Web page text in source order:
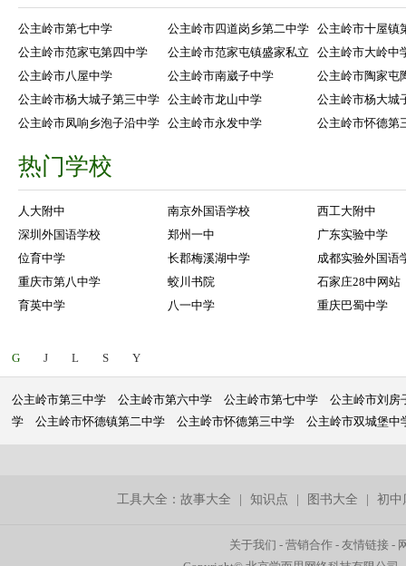
公主岭市第七中学 公主岭市四道岗乡第二中学 公主岭市十屋镇
公主岭市范家屯第四中学
公主岭市范家屯镇盛家私立
公主岭市大岭中
公主岭市八屋中学
公主岭市南崴子中学
公主岭市陶家屯
公主岭市杨大城子第三中学 公主岭市龙山中学
公主岭市杨大城
公主岭市凤响乡泡子沿中学 公主岭市永发中学 公主岭市怀德第
热门学校
人大附中 南京外国语学校
西工大附中
深圳外国语学校
郑州一中
广东实验中学
位育中学
长郡梅溪湖中学
成都实验外国语
重庆市第八中学
蛟川书院
石家庄28中网站
育英中学
八一中学 重庆巴蜀中学
G J L S Y
公主岭市第三中学 公主岭市第六中学 公主岭市第七中学
公主岭市刘房
学
公主岭市怀德镇第二中学 公主岭市怀德第三中学 公主岭市双城堡中
工具大全：故事大全 |知识点 图书大全 |初中
关于我们 -营销合作 -友情链接 -